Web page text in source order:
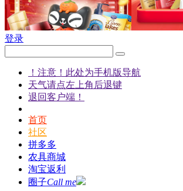
登录
！注意！此处为手机版导航
天气请点左上角后退键
退回客户端！
首页
社区
拼多多
农具商城
淘宝返利
圈子Call me